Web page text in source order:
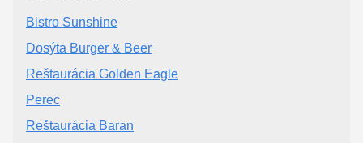
Bistro Sunshine
Dosýta Burger & Beer
Reštaurácia Golden Eagle
Perec
Reštaurácia Baran